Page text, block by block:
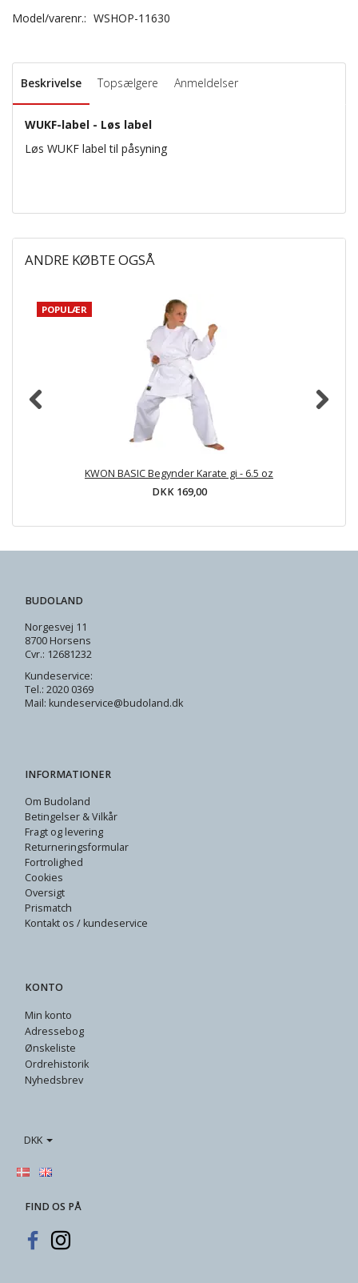
Model/varenr.: WSHOP-11630
Beskrivelse Topsælgere Anmeldelser
WUKF-label - Løs label
Løs WUKF label til påsyning
ANDRE KØBTE OGSÅ
POPULÆR
KWON BASIC Begynder Karate gi - 6.5 oz
DKK 169,00
BUDOLAND
Norgesvej 11
8700 Horsens
Cvr.: 12681232
Kundeservice:
Tel.: 2020 0369
Mail: kundeservice@budoland.dk
INFORMATIONER
Om Budoland
Betingelser & Vilkår
Fragt og levering
Returneringsformular
Fortrolighed
Cookies
Oversigt
Prismatch
Kontakt os / kundeservice
KONTO
Min konto
Adressebog
Ønskeliste
Ordrehistorik
Nyhedsbrev
DKK
FIND OS PÅ